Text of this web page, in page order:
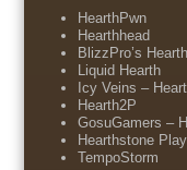
HearthPwn
Hearthhead
BlizzPro’s
Liquid Hearth
Icy Veins –
Hearth2P
GosuGamers –
Hearthstone
TempoStorm